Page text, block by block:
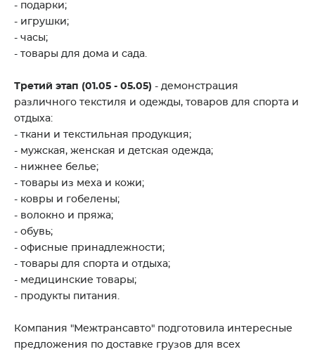
- подарки;
- игрушки;
- часы;
- товары для дома и сада.
Третий этап (01.05 - 05.05) - демонстрация
различного текстиля и одежды, товаров для спорта и
отдыха:
- ткани и текстильная продукция;
- мужская, женская и детская одежда;
- нижнее белье;
- товары из меха и кожи;
- ковры и гобелены;
- волокно и пряжа;
- обувь;
- офисные принадлежности;
- товары для спорта и отдыха;
- медицинские товары;
- продукты питания.
Компания "Межтрансавто" подготовила интересные
предложения по доставке грузов для всех